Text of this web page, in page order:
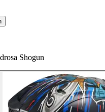
Shogun